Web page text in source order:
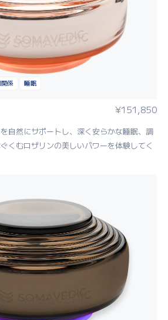
係 睡眠
¥151,850
自然にサポートし、深く安らかな睡眠、調
くむロザリンの美しいパワーを体験してく